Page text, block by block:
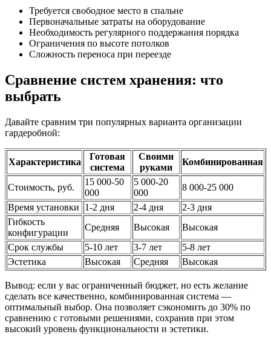
Требуется свободное место в спальне
Первоначальные затраты на оборудование
Необходимость регулярного поддержания порядка
Ограничения по высоте потолков
Сложность переноса при переезде
Сравнение систем хранения: что
выбрать
Давайте сравним три популярных варианта организации
гардеробной:
Характеристика
Готовая
система
Своими
руками
Комбинированная
Стоимость, руб.
15 000-50
000
5 000-20
000
8 000-25 000
Время установки
1-2 дня 2-4 дня
2-3 дня
Гибкость
конфигурации
Средняя Высокая
Высокая
Срок службы
5-10 лет 3-7 лет
5-8 лет
Эстетика
Высокая Средняя Высокая
Вывод: если у вас ограниченный бюджет, но есть желание
сделать все качественно, комбинированная система —
оптимальный выбор. Она позволяет сэкономить до 30% по
сравнению с готовыми решениями, сохранив при этом
высокий уровень функциональности и эстетики.